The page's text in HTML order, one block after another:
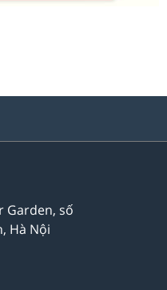
Garden, số
Hà Nội